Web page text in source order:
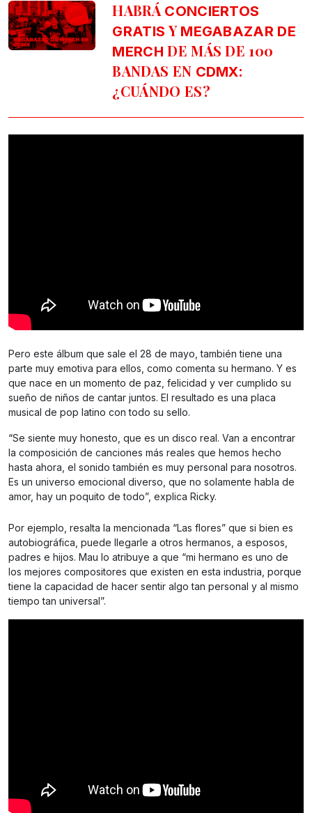
HABRÁ CONCIERTOS
GRATIS Y MEGABAZAR DE
MERCH DE MÁS DE 100
BANDAS EN CDMX:
¿CUÁNDO ES?
Pero este álbum que sale el 28 de mayo, también tiene una
parte muy emotiva para ellos, como comenta su hermano. Y es
que nace en un momento de paz, felicidad y ver cumplido su
sueño de niños de cantar juntos. El resultado es una placa
musical de pop latino con todo su sello.
“Se siente muy honesto, que es un disco real. Van a encontrar
la composición de canciones más reales que hemos hecho
hasta ahora, el sonido también es muy personal para nosotros.
Es un universo emocional diverso, que no solamente habla de
amor, hay un poquito de todo”, explica Ricky.
Por ejemplo, resalta la mencionada “Las flores” que si bien es
autobiográfica, puede llegarle a otros hermanos, a esposos,
padres e hijos. Mau lo atribuye a que “mi hermano es uno de
los mejores compositores que existen en esta industria, porque
tiene la capacidad de hacer sentir algo tan personal y al mismo
tiempo tan universal”.